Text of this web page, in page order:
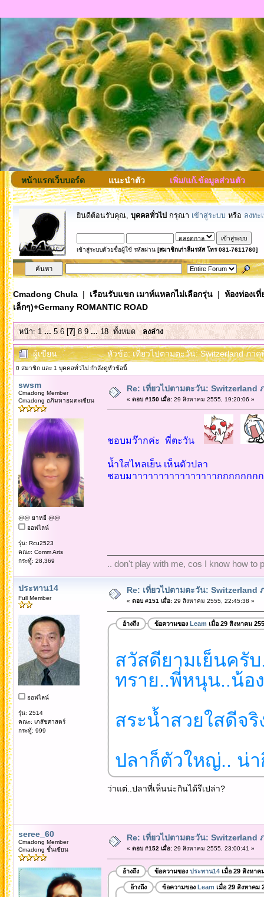
หน้าแรกเว็บบอร์ด แนะนำตัว เพิ่ม/แก้.ข้อมูลส่วนตัว
ยินดีต้อนรับคุณ, บุคคลทั่วไป กรุณา เข้าสู่ระบบ หรือ ลงทะ
เข้าสู่ระบบด้วยชื่อผู้ใช้ รหัสผ่าน [สมาชิกเก่าลืมรหัส โทร 081-7611760]
Cmadong Chula| เรือนรับแขก เมาท์แหลกไม่เลือกรุ่น| ห้องท่องเ
เล็กๆ)+Germany ROMANTIC ROAD
หน้า:1 ... 5 6[7] 8 9 ...18 ทั้งหมด ลงล่าง
ผู้เขียน หัวข้อ: เที่ยวไปตามตะวัน: Switzerland ภาค
0 สมาชิก และ 1 บุคคลทั่วไป กำลังดูหัวข้อนี้
swsm
Cmadong Member
Cmadong อภิมหาอมตะเซียน
@@ ยาหยี @@
ออฟไลน์
รุ่น: Rcu2523
คณะ: Comm Arts
กระทู้: 28,369
Re: เที่ยวไปตามตะวัน: Switzerland
« ตอบ #150 เมื่อ:29 สิงหาคม 2555, 19:20:06 »
ชอบมว๊ากค่ะ พี่ตะวัน
น้ำใสไหลเย็น เห็นตัวปลา
ชอบมาาาาาาาาาาาาาาาากกกกกกกก
.. don't play with me, cos I know how to
ประทาน14
Full Member
ออฟไลน์
รุ่น: 2514
คณะ: เภสัชศาสตร์
กระทู้: 999
Re: เที่ยวไปตามตะวัน: Switzerland
« ตอบ #151 เมื่อ:29 สิงหาคม 2555, 22:45:38 »
อ้างถึง ข้อความของ Leam เมื่อ 29 สิงหาคม
สวัสดียามเย็นครั
ทราย..พี่หนุน..น้อ
สระน้ำสวยใสดีจริ
ปลาก็ตัวใหญ่.. น่
ว่าแต่..ปลาที่เห็นน่ะกินได้รึเปล่า?
seree_60
Cmadong Member
Cmadong ชั้นเซียน
Re: เที่ยวไปตามตะวัน: Switzerland
« ตอบ #152 เมื่อ:29 สิงหาคม 2555, 23:00:41 »
อ้างถึง ข้อความของ ประทาน14เมื่อ 29 สิงหาค
อ้างถึง ข้อความของ Leam เมื่อ 29 สิงหาคม